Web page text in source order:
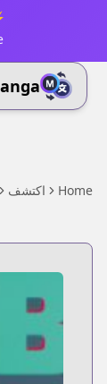
Home اكتشف